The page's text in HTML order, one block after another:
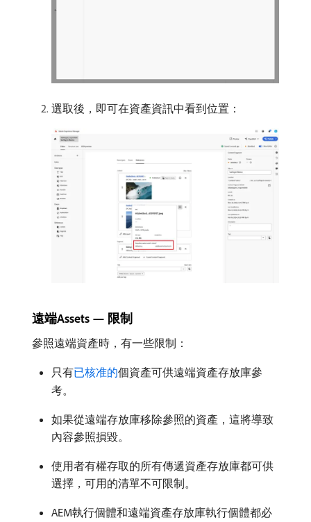
選取後，即可在資產資訊中看到位置：
遠端Assets — 限制
參照遠端資產時，有一些限制：
只有已核准的個資產可供遠端資產存放庫參
考。
如果從遠端存放庫移除參照的資產，這將導致
內容參照損毀。
使用者有權存取的所有傳遞資產存放庫都可供
選擇，可用的清單不可限制。
AEM執行個體和遠端資產存放庫執行個體都必